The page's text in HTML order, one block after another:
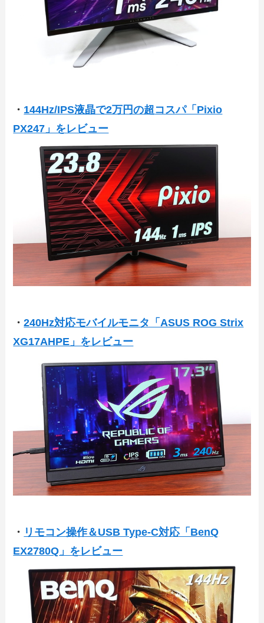
・ 144Hz/IPS液晶で2万円の超コスパ「Pixio
PX247」をレビュー
・240Hz対応モバイルモニタ「ASUS ROG Strix
XG17AHPE」をレビュー
・ リモコン操作＆USB Type-C対応「BenQ
EX2780Q」をレビュー